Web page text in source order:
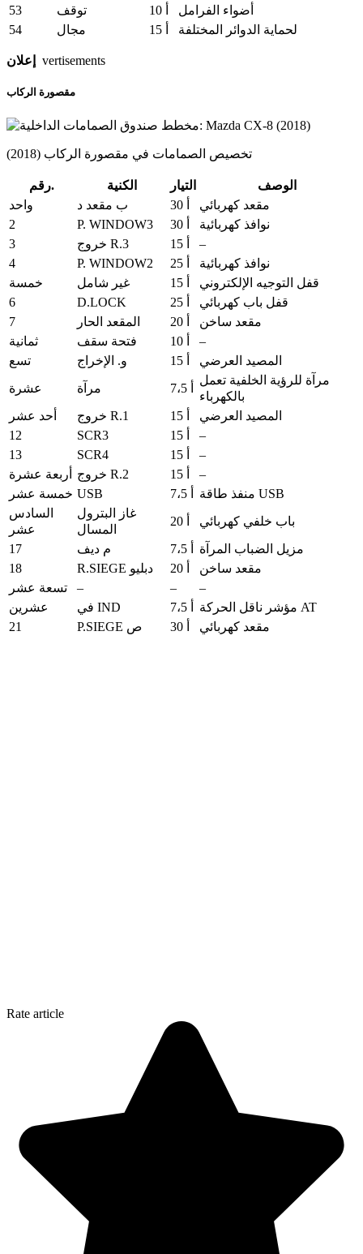
53
توقف
أضواء الفرامل
54
مجال لحماية الدوائر المختلفة
إعلان vertisements
مقصورة الركاب
تخصيص الصمامات في مقصورة الركاب (2018)
رقم. الكنية التيار
الوصف
واحد
ب مقعد د
مقعد كهربائي
2
P. WINDOW3
نوافذ كهربائية
3
خروج R.3
–
4
P. WINDOW2
نوافذ كهربائية
خمسة
غير شامل
قفل التوجيه الإلكتروني
6
D.LOCK
قفل باب كهربائي
7
المقعد الحار
مقعد ساخن
ثمانية
فتحة سقف
–
تسع
و. الإخراج
المصيد العرضي
عشرة
مرآة
مرآة للرؤية الخلفية تعمل
بالكهرباء
أحد عشر
خروج R.1
المصيد العرضي
12
SCR3
–
13
SCR4
–
أربعة عشرة
خروج R.2
–
خمسة عشر USB
منفذ طاقة USB
السادس
عشر
غاز البترول
المسال
باب خلفي كهربائي
17
م ديف
مزيل الضباب المرآة
18
R.SIEGE دبليو
مقعد ساخن
تسعة عشر
– –
–
عشرين
في IND
مؤشر ناقل الحركة AT
21
P.SIEGE ص مقعد كهربائي
Rate article